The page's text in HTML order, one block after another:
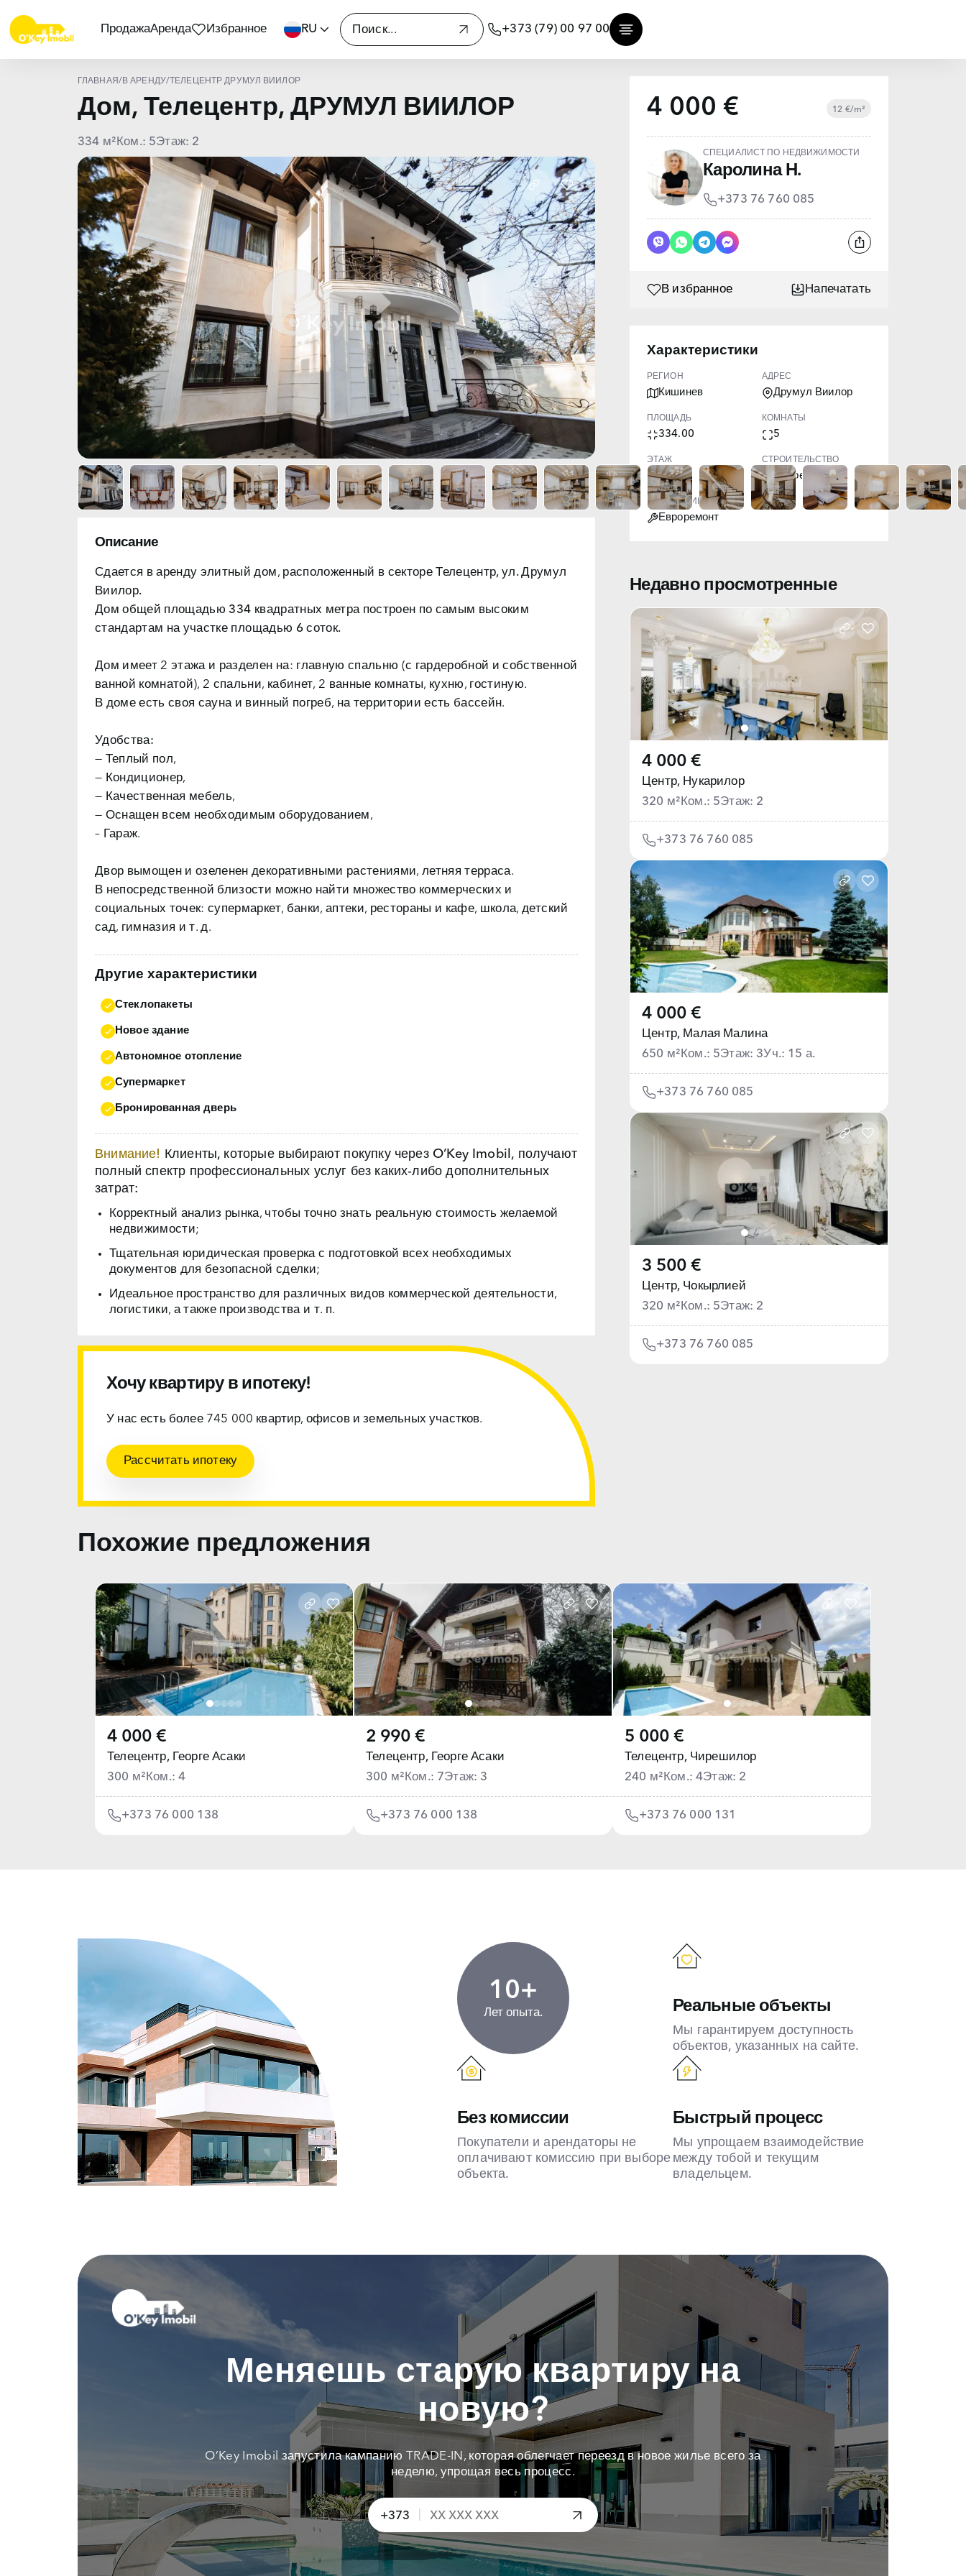
ПродажаАренда Избранное RU +373 (79) 00 97 00
ГЛАВНАЯ/ В АРЕНДУ/ ТЕЛЕЦЕНТР ДРУМУЛ ВИИЛОР
Дом, Телецентр, ДРУМУЛ ВИИЛОР
334 м² Ком.: 5Этаж: 2
Описание
Сдается в аренду элитный дом, расположенный в секторе Телецентр, ул. Друмул
Виилор.
Дом общей площадью334 квадратных метрапостроен по самым высоким
стандартам на участке площадью 6 соток.
Дом имеет 2 этажа и разделен на: главную спальню (с гардеробной и собственной
ванной комнатой), 2 спальни, кабинет, 2 ванные комнаты, кухню, гостиную.
В доме есть своя сауна и винный погреб, на территории есть бассейн.
Удобства:
— Теплый пол,
— Кондиционер,
— Качественная мебель,
— Оснащен всем необходимым оборудованием,
– Гараж.
Двор вымощен и озеленен декоративными растениями, летняя терраса.
В непосредственной близости можно найти множество коммерческих и
социальных точек: супермаркет, банки, аптеки, рестораны и кафе, школа, детский
сад, гимназия и т. д.
Другие характеристики
Стеклопакеты
Новое здание
Автономное отопление
Супермаркет
Бронированная дверь
Внимание!
Клиенты, которые выбирают покупку через O’Key Imobil, получают
полный спектр профессиональных услуг без каких‑либо дополнительных
затрат:
Корректный анализ рынка, чтобы точно знать реальную стоимость желаемой
недвижимости;
Тщательная юридическая проверка с подготовкой всех необходимых
документов для безопасной сделки;
Идеальное пространство для различных видов коммерческой деятельности,
логистики, а также производства и т. п.
Хочу квартиру в ипотеку!
У нас есть более 745 000 квартир, офисов и земельных участков.
Рассчитать ипотеку
4 000 € 12 €/m²
СПЕЦИАЛИСТ ПО НЕДВИЖИМОСТИ
Каролина Н.
+373 76 760 085
В избранное Напечатать
Характеристики
РЕГИОН
Кишинев
АДРЕС
Друмул Виилор
ПЛОЩАДЬ
334.00
КОМНАТЫ
5
ЭТАЖ
2
СТРОИТЕЛЬСТВО
Новое
СОСТОЯНИЕ
Евроремонт
Недавно просмотренные
4 000 €
Центр, Нукарилор
320 м² Ком.: 5Этаж: 2
+373 76 760 085
4 000 €
Центр, Малая Малина
650 м² Ком.: 5Этаж: 3Уч.: 15 а.
+373 76 760 085
3 500 €
Центр, Чокырлией
320 м² Ком.: 5Этаж: 2
+373 76 760 085
Похожие предложения
4 000 €
Телецентр,Георге Асаки
300 м² Ком.: 4
+373 76 000 138
2 990 €
Телецентр,Георге Асаки
300 м² Ком.: 7Этаж: 3
+373 76 000 138
5 000 €
Телецентр,Чирешилор
240 м² Ком.: 4Этаж: 2
+373 76 000 131
10+
Лет опыта. Реальные объекты
Мы гарантируем доступность
объектов, указанных на сайте.
Без комиссии
Покупатели и арендаторы не
оплачивают комиссию при выборе
объекта.
Быстрый процесс
Мы упрощаем взаимодействие
между тобой и текущим
владельцем.
Меняешь старую квартиру на
новую?
O’Key Imobil запустила кампанию TRADE-IN, которая облегчает переезд в новое жилье всего за
неделю, упрощая весь процесс.
+373